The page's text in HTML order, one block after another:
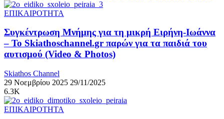
ΕΠΙΚΑΙΡΟΤΗΤΑ
Συγκέντρωση Μνήμης για τη μικρή Ειρήνη-Ιωάννα
– Το Skiathoschannel.gr παρών για τα παιδιά του
αυτισμού (Video & Photos)
Skiathos Channel
29 Νοεμβρίου 2025 29/11/2025
6.3K
ΕΠΙΚΑΙΡΟΤΗΤΑ